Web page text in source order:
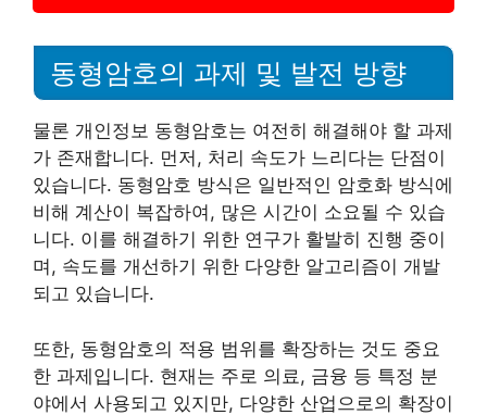
동형암호의 과제 및 발전 방향
물론 개인정보 동형암호는 여전히 해결해야 할 과제
가 존재합니다. 먼저, 처리 속도가 느리다는 단점이
있습니다. 동형암호 방식은 일반적인 암호화 방식에
비해 계산이 복잡하여, 많은 시간이 소요될 수 있습
니다. 이를 해결하기 위한 연구가 활발히 진행 중이
며, 속도를 개선하기 위한 다양한 알고리즘이 개발
되고 있습니다.
또한, 동형암호의 적용 범위를 확장하는 것도 중요
한 과제입니다. 현재는 주로 의료, 금융 등 특정 분
야에서 사용되고 있지만, 다양한 산업으로의 확장이